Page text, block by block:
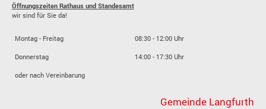
Öffnungszeiten Rathaus und Standesamt
wir sind für Sie da!
Montag - Freitag 08:30 - 12:00 Uhr
Donnerstag 14:00 - 17:30 Uhr
oder nach Vereinbarung
Gemeinde Langfurth